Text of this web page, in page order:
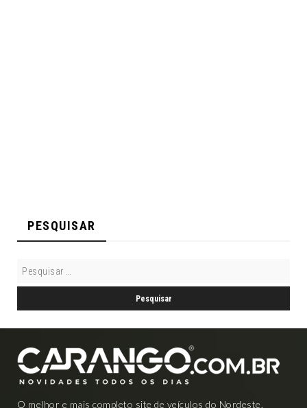
PESQUISAR
O melhor e mais completo site de veículos do Nordeste.